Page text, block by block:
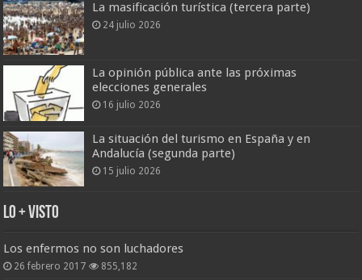
La masificación turística (tercera parte)
24 julio 2026
La opinión pública ante las próximas
elecciones generales
16 julio 2026
La situación del turismo en España y en
Andalucía (segunda parte)
15 julio 2026
Lo + Visto
Los enfermos no son luchadores
26 febrero 2017 855,182